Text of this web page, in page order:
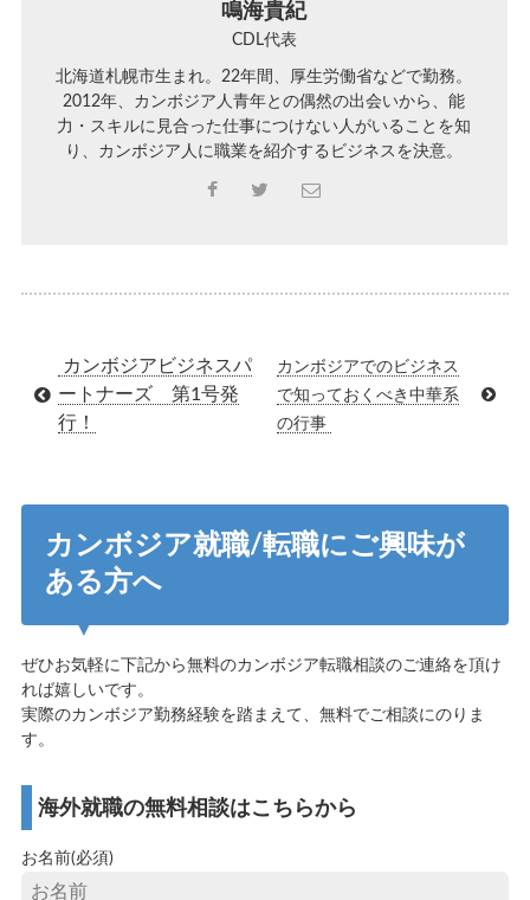
鳴海貴紀
CDL代表
北海道札幌市生まれ。22年間、厚生労働省などで勤務。
2012年、カンボジア人青年との偶然の出会いから、能
力・スキルに見合った仕事につけない人がいることを知
り、カンボジア人に職業を紹介するビジネスを決意。
カンボジアビジネスパ
ートナーズ 第1号発
行！
カンボジアでのビジネス
で知っておくべき中華系
の行事
カンボジア就職/転職にご興味が
ある方へ
ぜひお気軽に下記から無料のカンボジア転職相談のご連絡を頂け
れば嬉しいです。
実際のカンボジア勤務経験を踏まえて、無料でご相談にのりま
す。
海外就職の無料相談はこちらから
お名前(必須)